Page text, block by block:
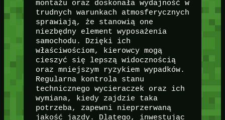
montażu oraz doskonała wydajność w
trudnych warunkach atmosferycznych
sprawiają, że stanowią one
niezbędny element wyposażenia
samochodu. Dzięki ich
właściwościom, kierowcy mogą
cieszyć się lepszą widocznością
oraz mniejszym ryzykiem wypadków.
Regularna kontrola stanu
technicznego wycieraczek oraz ich
wymiana, kiedy zajdzie taka
potrzeba, zapewni nieprzerwaną
jakość jazdy. Dlatego, inwestując